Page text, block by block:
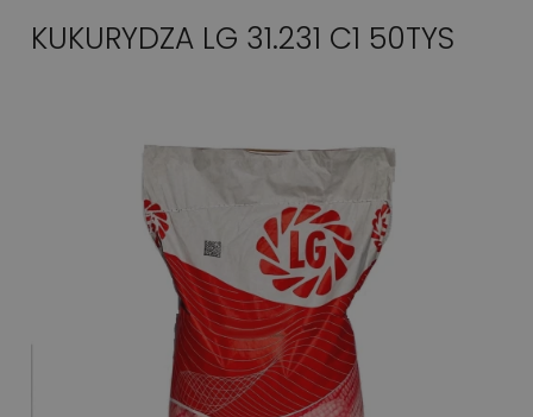
KUKURYDZA LG 31.231 C1 50TYS